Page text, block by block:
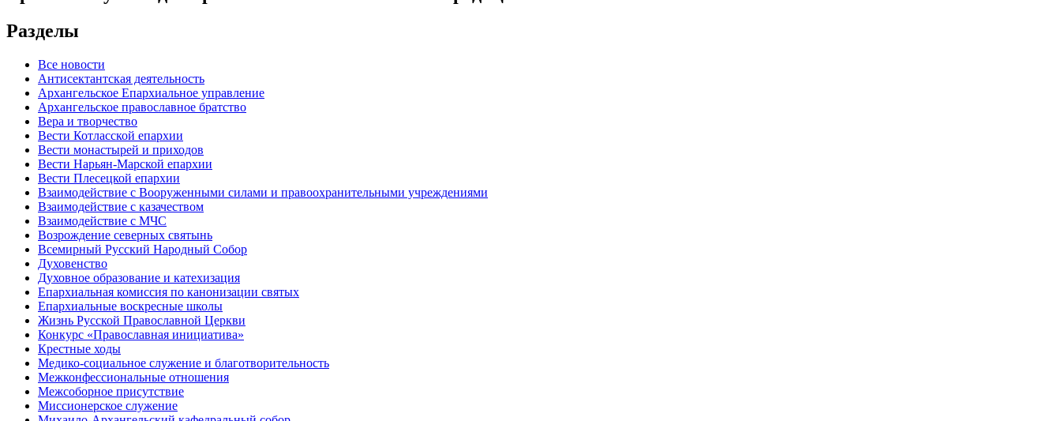
Разделы
Все новости
Антисектантская деятельность
Архангельское Епархиальное управление
Архангельское православное братство
Вера и творчество
Вести Котласской епархии
Вести монастырей и приходов
Вести Нарьян-Марской епархии
Вести Плесецкой епархии
Взаимодействие с Вооруженными силами и правоохранительными учреждениями
Взаимодействие с казачеством
Взаимодействие с МЧС
Возрождение северных святынь
Всемирный Русский Народный Собор
Духовенство
Духовное образование и катехизация
Епархиальная комиссия по канонизации святых
Епархиальные воскресные школы
Жизнь Русской Православной Церкви
Конкурс «Православная инициатива»
Крестные ходы
Медико-социальное служение и благотворительность
Межконфессиональные отношения
Межсоборное присутствие
Миссионерское служение